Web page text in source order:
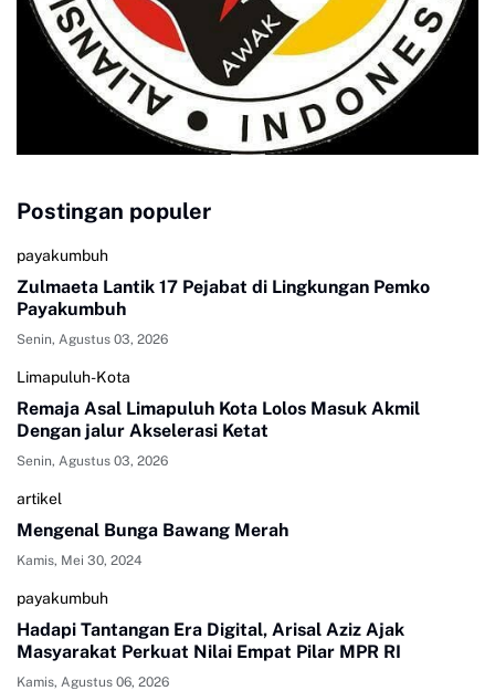
Postingan populer
payakumbuh
Zulmaeta Lantik 17 Pejabat di Lingkungan Pemko
Payakumbuh
Senin, Agustus 03, 2026
Limapuluh-Kota
Remaja Asal Limapuluh Kota Lolos Masuk Akmil
Dengan jalur Akselerasi Ketat
Senin, Agustus 03, 2026
artikel
Mengenal Bunga Bawang Merah
Kamis, Mei 30, 2024
payakumbuh
Hadapi Tantangan Era Digital, Arisal Aziz Ajak
Masyarakat Perkuat Nilai Empat Pilar MPR RI
Kamis, Agustus 06, 2026